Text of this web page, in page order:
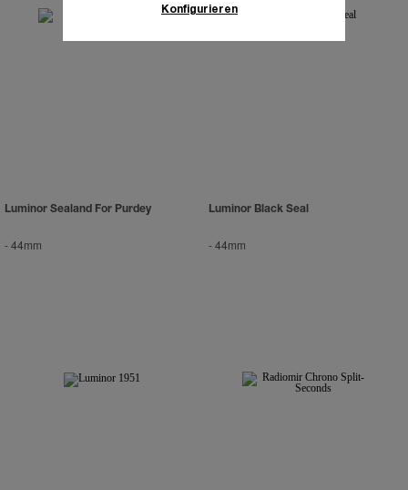
Luminor Sealand For Purdey
-44mm
Luminor Black Seal
-44mm
Klicken Sie auf „Alle zulassen“, um Ihr
Konfigurieren